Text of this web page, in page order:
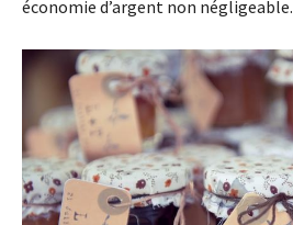
économie d’argent non négligeable.